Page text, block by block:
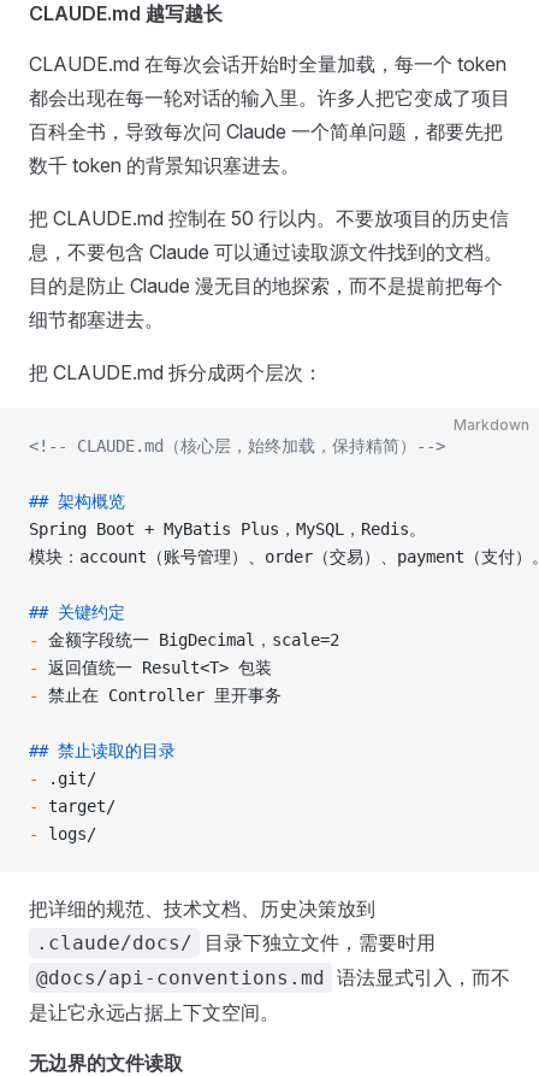
CLAUDE.md 越写越长
CLAUDE.md 在每次会话开始时全量加载，每一个 token
都会出现在每一轮对话的输入里。许多人把它变成了项目
百科全书，导致每次问 Claude 一个简单问题，都要先把
数千 token 的背景知识塞进去。
把 CLAUDE.md 控制在 50 行以内。不要放项目的历史信
息，不要包含 Claude 可以通过读取源文件找到的文档。
目的是防止 Claude 漫无目的地探索，而不是提前把每个
细节都塞进去。
把 CLAUDE.md 拆分成两个层次：
Markdown
<!-- CLAUDE.md（核心层，始终加载，保持精简）-->
## 架构概览
Spring Boot + MyBatis Plus，MySQL，Redis。
模块：account（账号管理）、order（交易）、payment（支付）
## 关键约定
-
金额字段统一 BigDecimal，scale=2
-
返回值统一 Result<T> 包装
-
禁止在 Controller 里开事务
## 禁止读取的目录
-
.git/
-
target/
-
logs/
把详细的规范、技术文档、历史决策放到
.claude/docs/ 目录下独立文件，需要时用
@docs/api-conventions.md 语法显式引入，而不
是让它永远占据上下文空间。
无边界的文件读取